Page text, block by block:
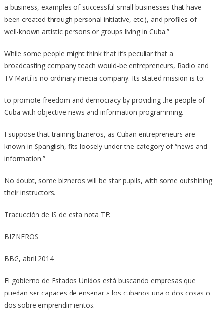
a business, examples of successful small businesses that have
been created through personal initiative, etc.), and profiles of
well-­known artistic persons or groups living in Cuba.”
While some people might think that it’s peculiar that a
broadcasting company teach would-­be entrepreneurs, Radio and
TV Martí is no ordinary media company. Its stated mission is to:
to promote freedom and democracy by providing the people of
Cuba with objective news and information programming.
I suppose that training bizneros, as Cuban entrepreneurs are
known in Spanglish, fits loosely under the category of “news and
information.”
No doubt, some bizneros will be star pupils, with some outshining
their instructors.
Traducción de IS de esta nota TE:
BIZNEROS
BBG, abril 2014
El gobierno de Estados Unidos está buscando empresas que
puedan ser capaces de enseñar a los cubanos una o dos cosas o
dos sobre emprendimientos.